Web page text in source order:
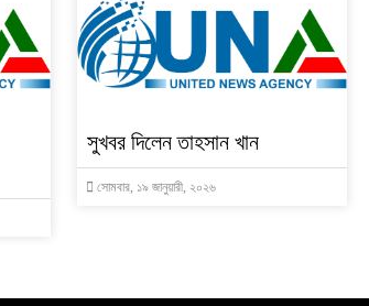
সুখবর দিলেন তাহসান খান
সোমবার, ১৯ জানুয়ারী, ২০২৬